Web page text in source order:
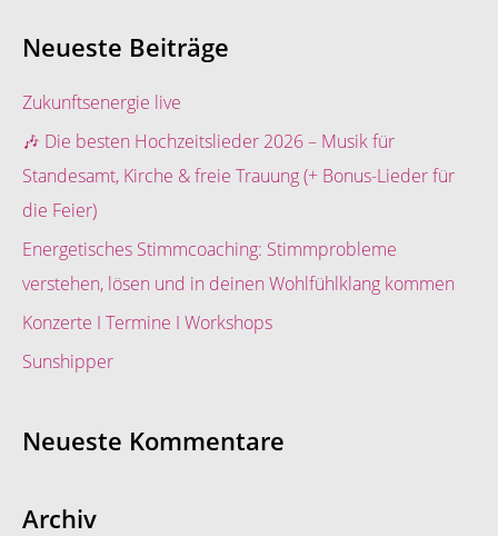
h
e
n
n
a
c
Neueste Beiträge
Zukunftsenergie live
🎶 Die besten Hochzeitslieder 2026 – Musik für
Standesamt, Kirche & freie Trauung (+ Bonus-Lieder für
die Feier)
Energetisches Stimmcoaching: Stimmprobleme
verstehen, lösen und in deinen Wohlfühlklang kommen
Konzerte I Termine I Workshops
Sunshipper
Neueste Kommentare
Archiv